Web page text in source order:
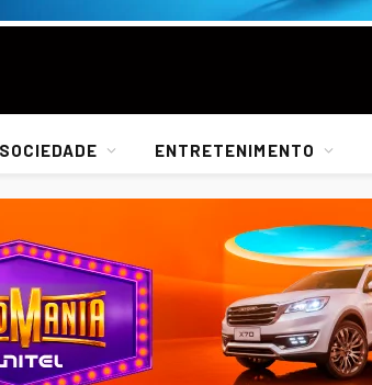
SOCIEDADE ENTRETENIMENTO